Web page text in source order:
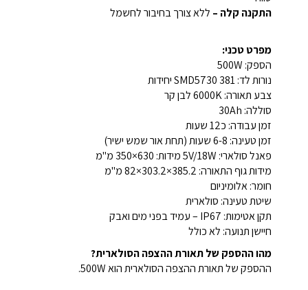
התקנה קלה – ללא צורך בחיבור לחשמל
מפרט טכני:
הספק: 500W
נורות לד: SMD5730 381 יחידות
צבע תאורה: 6000K לבן קר
סוללה: 30Ah
זמן עבודה: כ12 שעות
זמן טעינה: 6-8 שעות (תחת אור שמש ישיר)
פאנל סולארי: 5V/18W מידות: 630×350 מ"מ
מידות גוף התאורה: 385.2×303.2×82 מ"מ
חומר: אלומיניום
שיטת טעינה: סולארית
תקן אטימות: IP67 – עמיד בפני מים ואבק
חיישן תנועה: לא כולל
מהו ההספק של תאורת ההצפה הסולארית?
ההספק של תאורת ההצפה הסולארית הוא 500W.